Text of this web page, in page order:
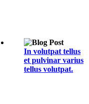
In volutpat tellus
et pulvinar varius
tellus volutpat.